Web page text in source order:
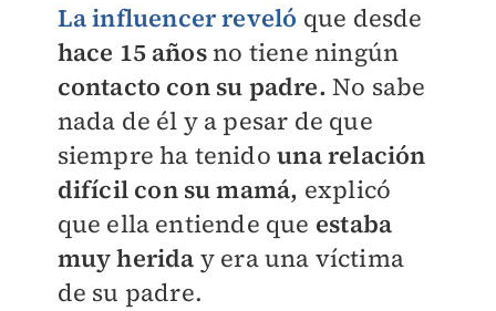
La influencer reveló que desde
hace 15 añosno tiene ningún
contacto con su padre. No sabe
nada de él y a pesar de que
siempre ha tenido una relación
difícil con su mamá, explicó
que ella entiende que estaba
muy herida y era una víctima
de su padre.